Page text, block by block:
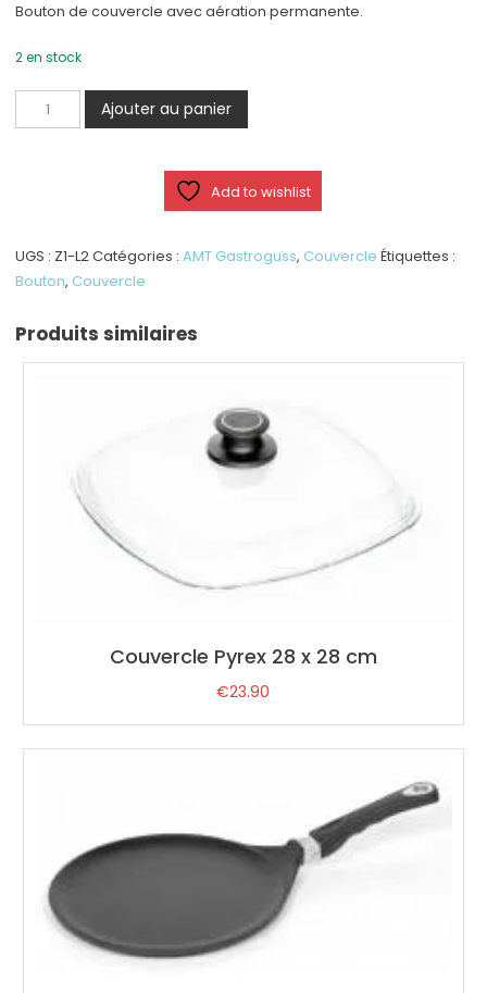
Bouton de couvercle avec aération permanente.
2 en stock
quantité
de
Ajouter au panier
Add to wishlist
UGS : Z1-L2Catégories :AMT Gastroguss, Couvercle Étiquettes :
Bouton, Couvercle
Produits similaires
Couvercle Pyrex 28 x 28 cm
€23.90